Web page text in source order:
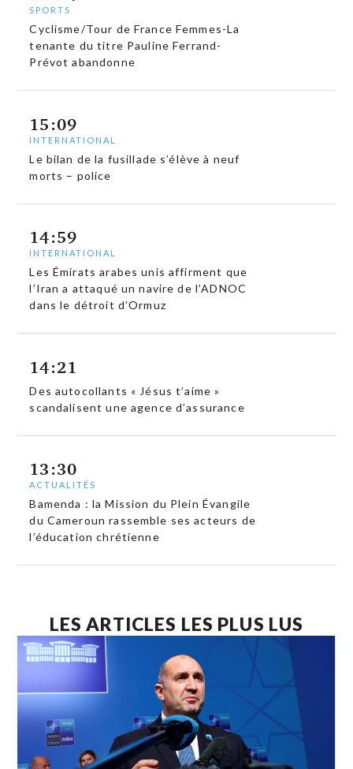
SPORTS
Cyclisme/Tour de France Femmes-La
tenante du titre Pauline Ferrand-
Prévot abandonne
15:09
INTERNATIONAL
Le bilan de la fusillade s’élève à neuf
morts – police
14:59
INTERNATIONAL
Les Émirats arabes unis affirment que
l’Iran a attaqué un navire de l’ADNOC
dans le détroit d’Ormuz
14:21
Des autocollants « Jésus t’aime »
scandalisent une agence d’assurance
13:30
ACTUALITÉS
Bamenda : la Mission du Plein Évangile
du Cameroun rassemble ses acteurs de
l’éducation chrétienne
LES ARTICLES LES PLUS LUS